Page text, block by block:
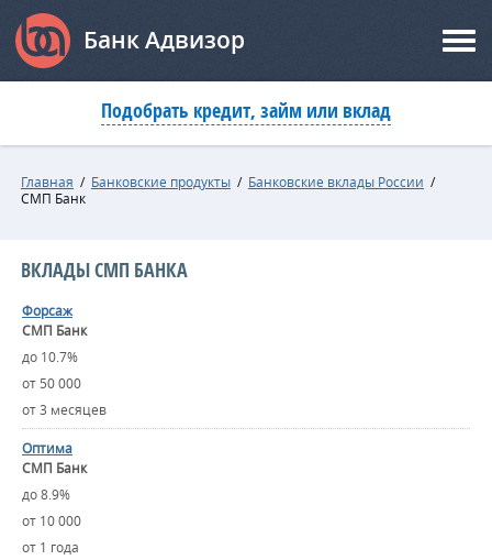
Банк Адвизор
Подобрать кредит, займ или вклад
Главная / Банковские продукты / Банковские вклады России /
СМП Банк
ВКЛАДЫ СМП БАНКА
Форсаж
СМП Банк
до 10.7%
от 50 000
от 3 месяцев
Оптима
СМП Банк
до 8.9%
от 10 000
от 1 года